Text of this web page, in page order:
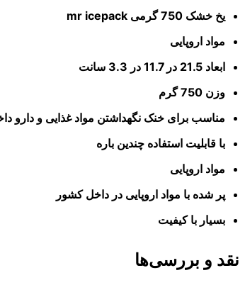
یخ خشک 750 گرمی mr icepack
مواد اروپایی
ابعاد 21.5 در 11.7 در 3.3 سانت
وزن 750 گرم
مناسب برای خنک نگهداشتن مواد غذایی و دارو
با قابلیت استفاده چندین باره
مواد اروپایی
پر شده با مواد اروپایی در داخل کشور
بسیار با کیفیت
نقد و بررسی‌ها